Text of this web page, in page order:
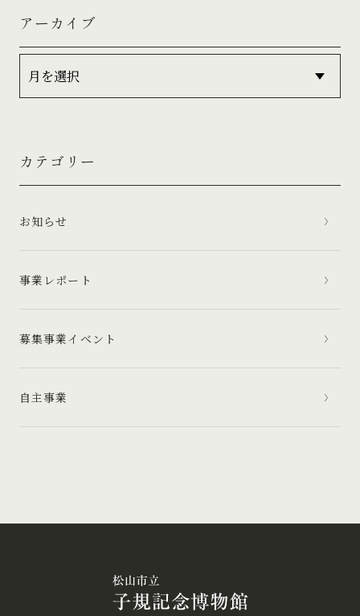
アーカイブ
カテゴリー
お知らせ
事業レポート
募集事業イベント
自主事業